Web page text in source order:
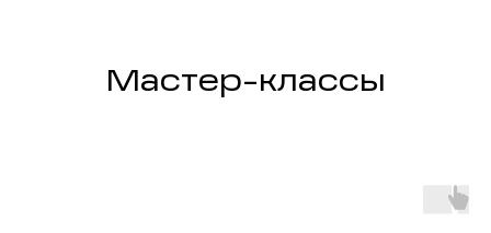
Мастер-классы